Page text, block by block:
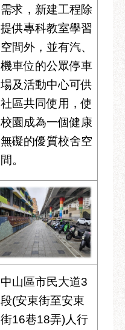
需求，新建工程除
提供專科教室學習
空間外，並有汽、
機車位的公眾停車
場及活動中心可供
社區共同使用，使
校園成為一個健康
無礙的優質校舍空
間。
中山區市民大道3
段(安東街至安東
街16巷18弄)人行